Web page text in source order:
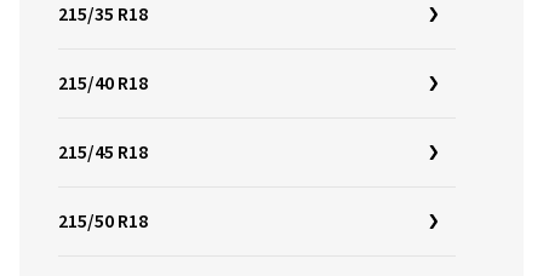
215/35 R18
215/40 R18
215/45 R18
215/50 R18